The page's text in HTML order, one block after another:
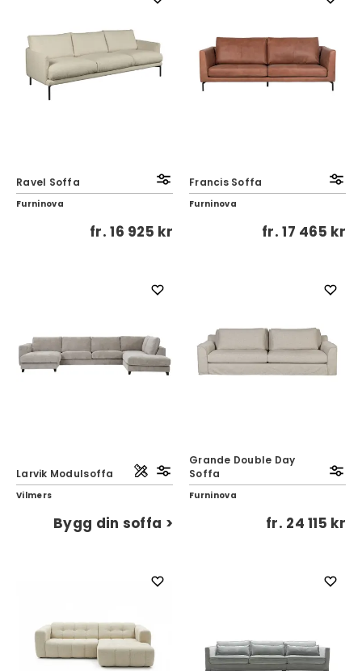
Ravel Soffa
Furninova
fr.16 925 kr
Francis Soffa
Furninova
fr.17 465 kr
Larvik Modulsoffa
Vilmers
Bygg din soffa >
Grande Double Day
Soffa
Furninova
fr. 24 115 kr